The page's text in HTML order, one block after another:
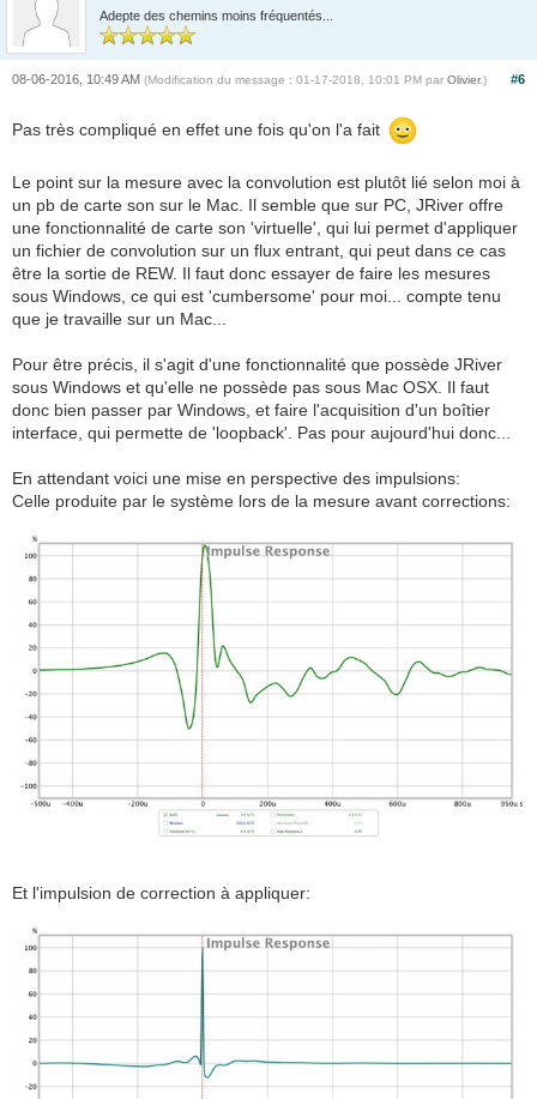
Adepte des chemins moins fréquentés...
#6
08-06-2016, 10:49 AM (Modification du message : 01-17-2018, 10:01 PM par Olivier.)
Pas très compliqué en effet une fois qu'on l'a fait
Le point sur la mesure avec la convolution est plutôt lié selon moi à
un pb de carte son sur le Mac. Il semble que sur PC, JRiver offre
une fonctionnalité de carte son 'virtuelle', qui lui permet d'appliquer
un fichier de convolution sur un flux entrant, qui peut dans ce cas
être la sortie de REW. Il faut donc essayer de faire les mesures
sous Windows, ce qui est 'cumbersome' pour moi... compte tenu
que je travaille sur un Mac...
Pour être précis, il s'agit d'une fonctionnalité que possède JRiver
sous Windows et qu'elle ne possède pas sous Mac OSX. Il faut
donc bien passer par Windows, et faire l'acquisition d'un boîtier
interface, qui permette de 'loopback'. Pas pour aujourd'hui donc...
En attendant voici une mise en perspective des impulsions:
Celle produite par le système lors de la mesure avant corrections:
Et l'impulsion de correction à appliquer: